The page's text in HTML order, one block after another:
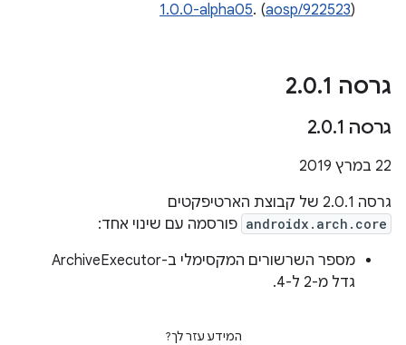
1.0.0-alpha05. (aosp/922523)
גרסה 2 .0.1
גרסה 2 .0.1
22 במרץ 2019
גרסה 2.0.1 של קבוצת הארטיפקטים
androidx.arch.core פורסמה עם שינוי אחד:
מספר השרשורים המקסימלי ב-ArchiveExecutor
גדל מ-2 ל-4.
המידע עזר לך?